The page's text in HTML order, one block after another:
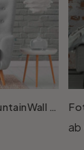
Fototapete Stein MountainWall in grau weiss - Vliestapete Designwalls 2 - 2.55x3.5 m